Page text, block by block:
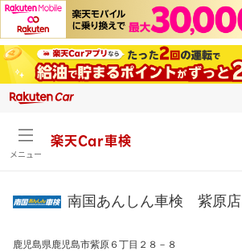
メニュー
楽天Car車検
南国あんしん車検 紫原店
鹿児島県鹿児島市紫原６丁目２８－８